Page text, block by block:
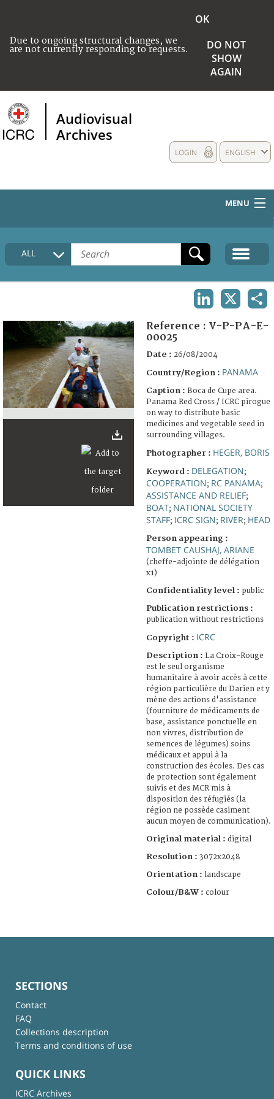
Due to ongoing structural changes, we
are not currently responding to requests.
OK
DO NOT
SHOW
AGAIN
Audiovisual
Archives
ENGLISH
LOGIN
MENU
HOME
COLLECTIONS DESCRIPTION
FAQ
ALL
Reference : V-P-PA-E-
00025
Date : 26/08/2004
Country/Region : PANAMA
Caption : Boca de Cupe area.
Panama Red Cross / ICRC pirogue
on way to distribute basic
medicines and vegetable seed in
surrounding villages.
Photographer : HEGER, BORIS
Keyword : DELEGATION;
COOPERATION; RC PANAMA;
ASSISTANCE AND RELIEF;
BOAT; NATIONAL SOCIETY
STAFF; ICRC SIGN; RIVER; HEAD
Person appearing :
TOMBET CAUSHAJ, ARIANE
(cheffe-adjointe de délégation
x1)
Confidentiality level : public
Publication restrictions :
publication without restrictions
Copyright : ICRC
Description : La Croix-Rouge
est le seul organisme
humanitaire à avoir accès à cette
région particulière du Darien et y
mène des actions d'assistance
(fourniture de médicaments de
base, assistance ponctuelle en
non vivres, distribution de
semences de légumes) soins
médicaux et appui à la
construction des écoles. Des cas
de protection sont également
suivis et des MCR mis à
disposition des réfugiés (la
région ne possède casiment
aucun moyen de communication).
Original material : digital
Resolution : 3072x2048
Orientation : landscape
Colour/B&W : colour
SECTIONS
Contact
FAQ
Collections description
Terms and conditions of use
QUICK LINKS
ICRC Archives